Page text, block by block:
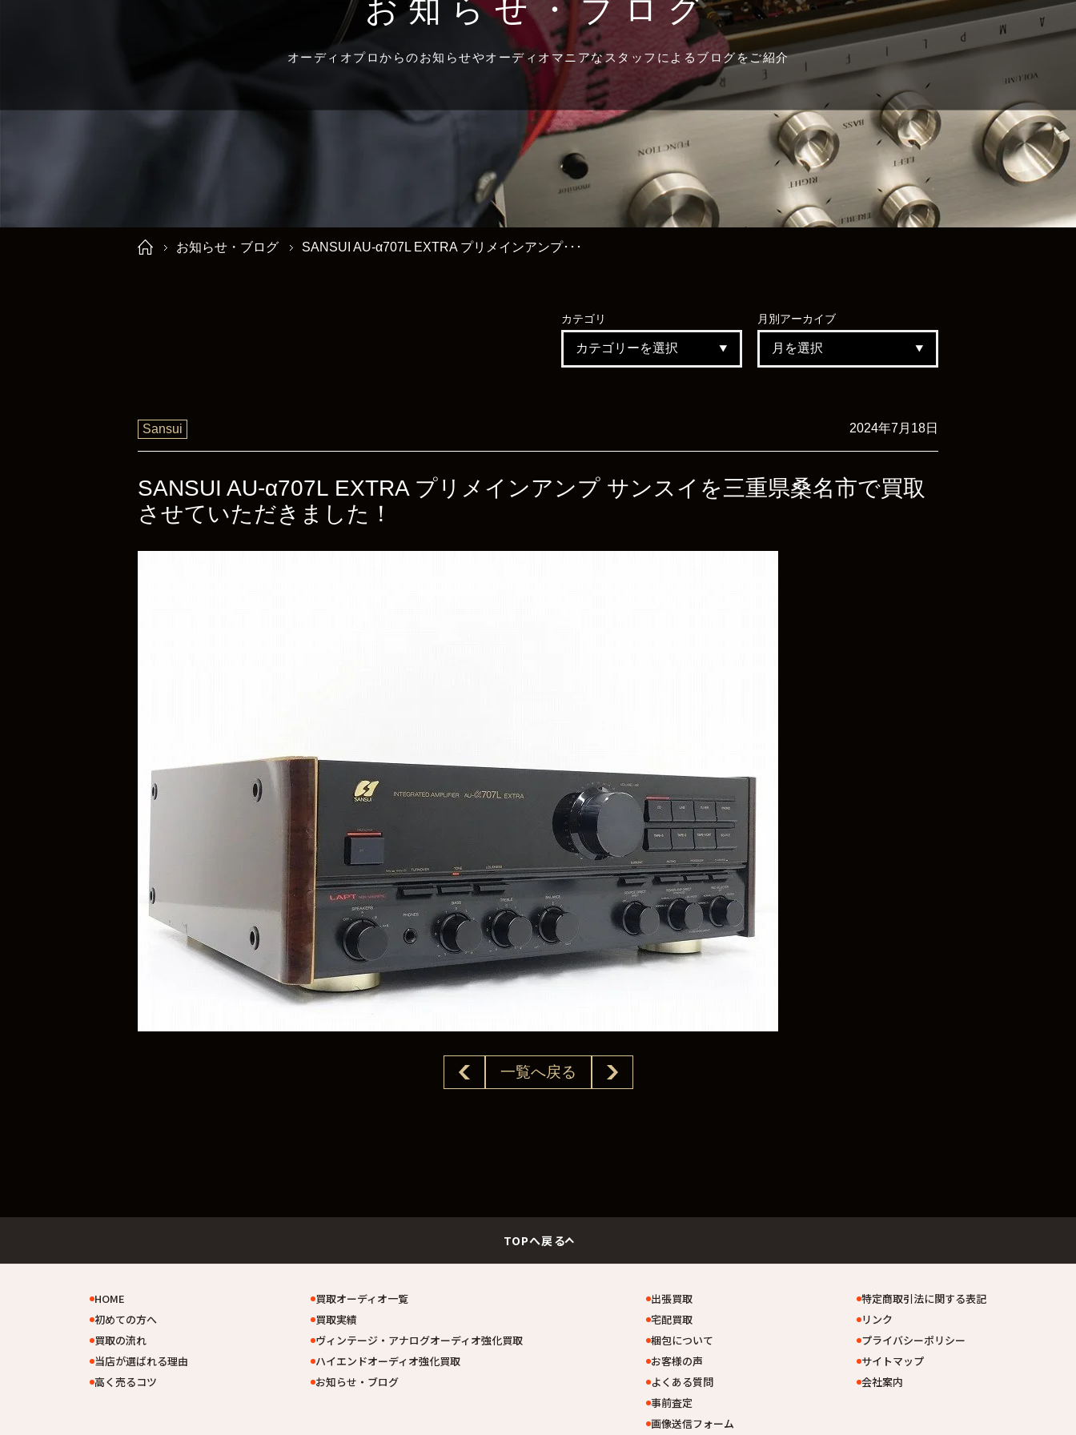
お知らせ・ブログ
オーディオプロからのお知らせやオーディオマニアなスタッフによるブログをご紹介
お知らせ・ブログ SANSUI AU-α707L EXTRA プリメインアンプ･･･
カテゴリ 月別 アーカイブ
Sansui 2024年7月18日
SANSUI AU-α707L EXTRA プリメインアンプ サンスイを三重県桑名市で買取
させていただきました！
一覧へ戻る
TOPへ戻る
HOME
初めての方へ
買取の流れ
当店が選ばれる理由
高く売るコツ
買取オーディオ一覧
買取実績
ヴィンテージ・アナログオーディオ強化買取
ハイエンドオーディオ強化買取
お知らせ・ブログ
出張買取
宅配買取
梱包について
お客様の声
よくある質問
事前査定
画像送信フォーム
特定商取引法に関する表記
リンク
プライバシーポリシー
サイトマップ
会社案内